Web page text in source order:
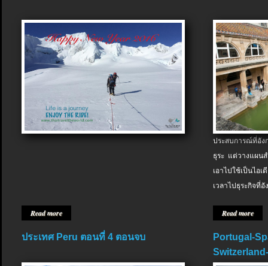
Read more
ประสบการณ์ที่อัง
ธุระ แต่วางแผน
เอาไปใช้เป็นไอ
เวลาไปธุระกิจที่อั
Read more
ประเทศ Peru ตอนที่ 4 ตอนจบ
Portugal-